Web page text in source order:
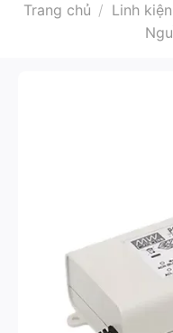
Trang chủ / Linh